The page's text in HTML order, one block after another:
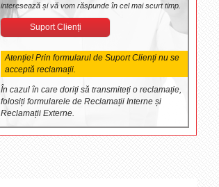
interesează și vă vom răspunde în cel mai scurt timp.
Suport Clienți
Atenție! Prin formularul de Suport Clienți nu se
acceptă reclamații.
În cazul în care doriți să transmiteți o reclamație,
folosiți formularele de Reclamații Interne și
Reclamații Externe.